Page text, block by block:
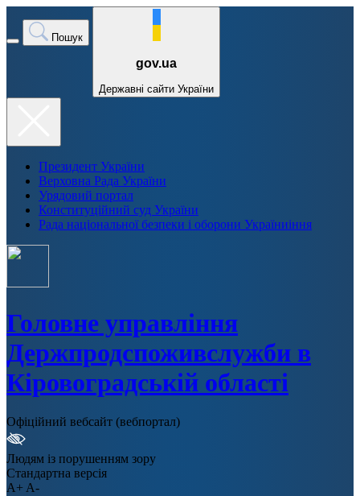
Пошук
gov.ua
Державні сайти України
Президент України
Верховна Рада України
Урядовий портал
Конституційний суд України
Рада національної безпеки і оборони Україниіння
Головне управління
Держпродспоживслужби в
Кіровоградській області
Офіційний вебсайт (вебпортал)
Людям із порушенням зору
Стандартна версія
A+ A-